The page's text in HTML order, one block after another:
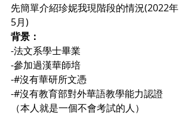
先簡單介紹珍妮我現階段的情況(2022年
5月)
背景：
-法文系學士畢業
-參加過漢華師培
-#沒有華研所文憑
-#沒有教育部對外華語教學能力認證
（本人就是一個不會考試的人）